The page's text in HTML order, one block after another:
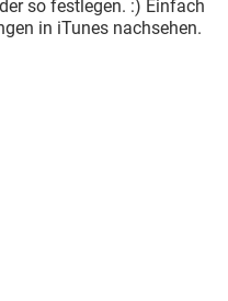
so festlegen. :) Einfach
in iTunes nachsehen.